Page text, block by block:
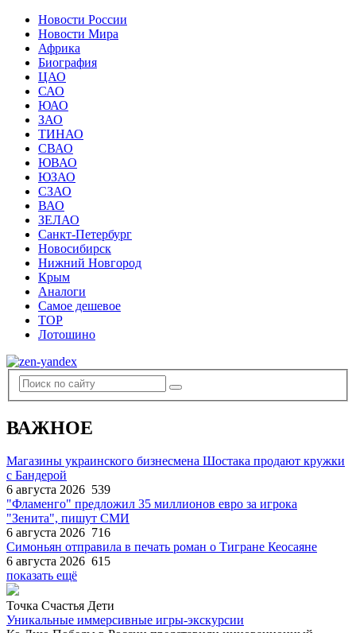
Новости России
Новости Мира
Африка
Биография
ЦАО
САО
ЮАО
ЗАО
ТИНАО
СВАО
ЮВАО
ЮЗАО
СЗАО
ВАО
ЗЕЛАО
Санкт-Петербург
Новосибирск
Нижний Новгород
Крым
Аналоги
Самое дешевое
TOP
Лотошино
ВАЖНОЕ
Магазины украинского бизнесмена Шостака продают кружки
с Бандерой
6 августа 2026 539
"Фламенго" предложил 35 миллионов евро за игрока
"Зенита", пишут СМИ
6 августа 2026 716
Симоньян отправила в печать роман о Тигране Кеосаяне
6 августа 2026 615
показать ещё
Точка Счастья Дети
Уникальные иммерсивные игры-экскурсии